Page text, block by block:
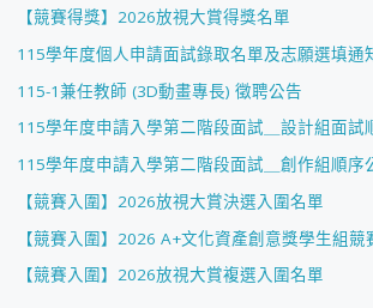
【競賽得獎】2026放視大賞得獎名單
115學年度個人申請面試錄取名單及志願選填通
115-1兼任教師 (3D動畫專長) 徵聘公告
115學年度申請入學第二階段面試＿設計組面試
115學年度申請入學第二階段面試＿創作組順序
【競賽入圍】2026放視大賞決選入圍名單
【競賽入圍】2026 A+文化資產創意獎學生組競
【競賽入圍】2026放視大賞複選入圍名單